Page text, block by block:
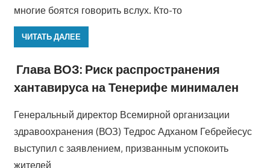
многие боятся говорить вслух. Кто-то
ЧИТАТЬ ДАЛЕЕ
Глава ВОЗ: Риск распространения
хантавируса на Тенерифе минимален
Генеральный директор Всемирной организации
здравоохранения (ВОЗ) Тедрос Адханом Гебрейесус
выступил с заявлением, призванным успокоить
жителей